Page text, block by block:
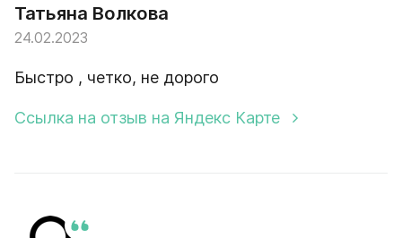
Татьяна Волкова
24.02.2023
Быстро , четко, не дорого
Ссылка на отзыв на Яндекс Карте